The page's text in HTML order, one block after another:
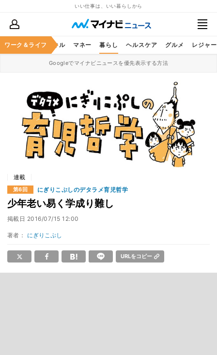
いい仕事は、いい暮らしから
ワーク＆ライフ
ア ビジネススキル マネー 暮らし ヘルスケア グルメ レジャー
Googleでマイナビニュースを優先表示する方法
連載
第6回 にぎりこぷしのデタラメ育児哲学
少年老い易く学成り難し
掲載日 2016/07/15 12:00
著者： にぎりこぷし
URLをコピー